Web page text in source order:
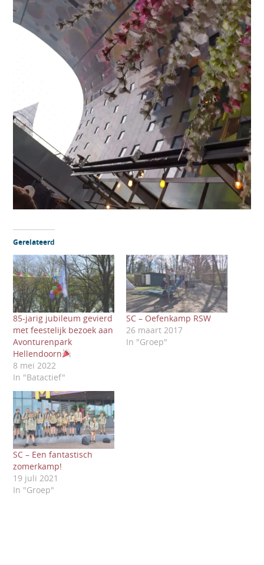
Gerelateerd
85-jarig jubileum gevierd
met feestelijk bezoek aan
Avonturenpark
Hellendoorn
8 mei 2022
In "Batactief"
SC – Oefenkamp RSW
26 maart 2017
In "Groep"
SC – Een fantastisch
zomerkamp!
19 juli 2021
In "Groep"